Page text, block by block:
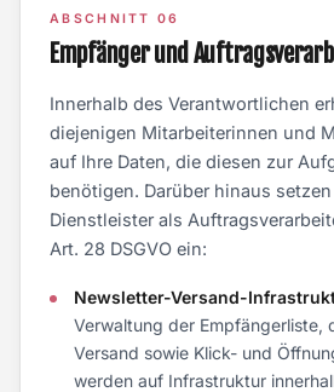
ABSCHNITT 06
Empfänger und
Innerhalb des Verantwortlichen
diejenigen Mitarbeiterinnen und
auf Ihre Daten, die diesen zur
benötigen. Darüber hinaus
Dienstleister als
Art. 28 DSGVO ein:
Newsletter-Versand-
Verwaltung der Empfängerliste,
Versand sowie Klick- und
werden auf Infrastruktur